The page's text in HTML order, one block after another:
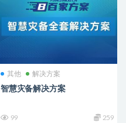
其他 解决方案
智慧灾备解决方案
99 259